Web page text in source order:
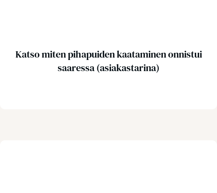
Katso miten pihapuiden kaataminen onnistui
saaressa (asiakastarina)